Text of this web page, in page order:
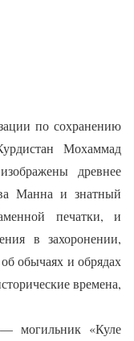
по сохранению
Мохаммад
древнее
Манна и знатный
печатки, и
в захоронении,
обычаях и обрядах
времена,
«Куле